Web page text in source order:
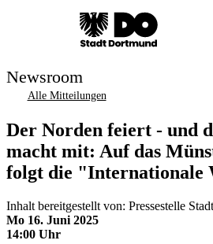
Newsroom
Alle Mitteilungen
Der Norden feiert - und
macht mit: Auf das
folgt die "Internationale
Inhalt bereitgestellt von: Pressestelle
Mo 16. Juni 2025
14:00 Uhr